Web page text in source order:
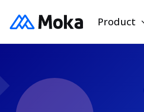
Product